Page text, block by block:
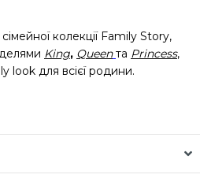
колекції Family Story,
King, Queen та Princess,
look для всієї родини.